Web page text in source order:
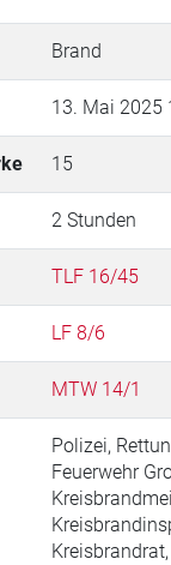
Brand
13. Mai 2025
15
2 Stunden
TLF 16/45
LF 8/6
MTW 14/1
Polizei,
Feuerwehr